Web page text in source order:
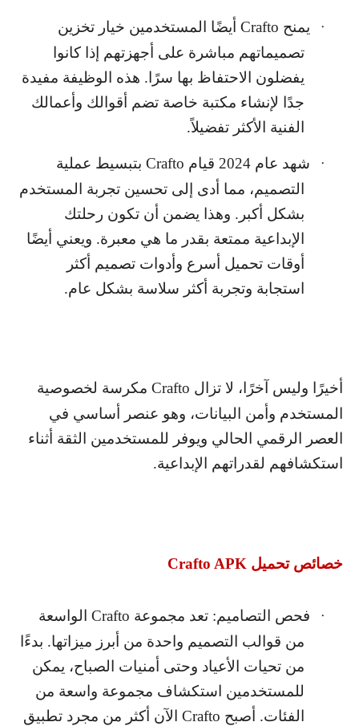
· يمنح Crafto أيضًا المستخدمين خيار تخزين
تصميماتهم مباشرة على أجهزتهم إذا كانوا
يفضلون الاحتفاظ بها سرًا. هذه الوظيفة مفيدة
جدًا لإنشاء مكتبة خاصة تضم أقوالك وأعمالك
الفنية الأكثر تفضيلاً.
· شهد عام 2024 قيام Crafto بتبسيط عملية
التصميم، مما أدى إلى تحسين تجربة المستخدم
بشكل أكبر. وهذا يضمن أن تكون رحلتك
الإبداعية ممتعة بقدر ما هي معبرة. ويعني أيضًا
أوقات تحميل أسرع وأدوات تصميم أكثر
استجابة وتجربة أكثر سلاسة بشكل عام.
أخيرًا وليس آخرًا، لا تزال Crafto مكرسة لخصوصية
المستخدم وأمن البيانات، وهو عنصر أساسي في
العصر الرقمي الحالي ويوفر للمستخدمين الثقة أثناء
استكشافهم لقدراتهم الإبداعية.
خصائص تحميل Crafto APK
· فحص التصاميم: تعد مجموعة Crafto الواسعة
من قوالب التصميم واحدة من أبرز ميزاتها. بدءًا
من تحيات الأعياد وحتى أمنيات الصباح، يمكن
للمستخدمين استكشاف مجموعة واسعة من
الفئات. أصبح Crafto الآن أكثر من مجرد تطبيق